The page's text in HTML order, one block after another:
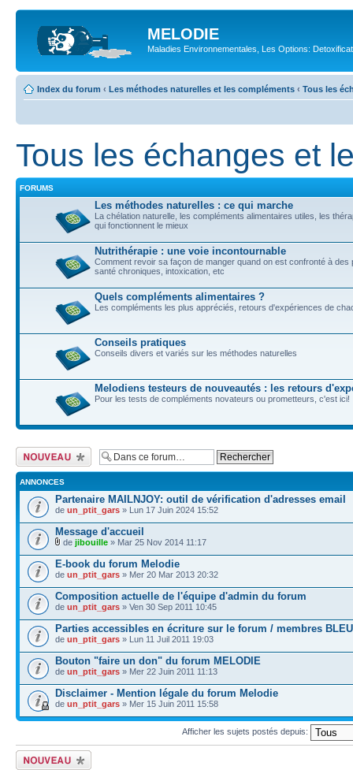
MELODIE
Maladies Environnementales, Les Options:
Index du forum ‹ Les méthodes naturelles et les compléments ‹ Tous les
Tous les échanges et
FORUMS
Les méthodes naturelles : ce qui marche
La chélation naturelle, les compléments alimentaires utiles, les
qui fonctionnent le mieux
Nutrithérapie : une voie incontournable
Comment revoir sa façon de manger quand on est confronté à des
santé chroniques, intoxication, etc
Quels compléments alimentaires ?
Les compléments les plus appréciés, retours d'expériences de
Conseils pratiques
Conseils divers et variés sur les méthodes naturelles
Melodiens testeurs de nouveautés : les retours
Pour les tests de compléments novateurs ou prometteurs, c'est ici!
Ecrire un nouveau
sujet
ANNONCES
Partenaire MAILNJOY: outil de vérification d'adresses email
de un_ptit_gars » Lun 17 Juin 2024 15:52
Message d'accueil
de jibouille » Mar 25 Nov 2014 11:17
E-book du forum Melodie
de un_ptit_gars » Mer 20 Mar 2013 20:32
Composition actuelle de l'équipe d'admin du forum
de un_ptit_gars » Ven 30 Sep 2011 10:45
Parties accessibles en écriture sur le forum / membres BLEU
de un_ptit_gars » Lun 11 Juil 2011 19:03
Bouton "faire un don" du forum MELODIE
de un_ptit_gars » Mer 22 Juin 2011 11:13
Disclaimer - Mention légale du forum Melodie
de un_ptit_gars » Mer 15 Juin 2011 15:58
Afficher les sujets postés depuis:
Ecrire un nouveau
sujet